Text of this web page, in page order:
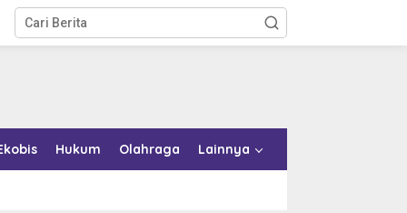
Hukum Olahraga Lainnya